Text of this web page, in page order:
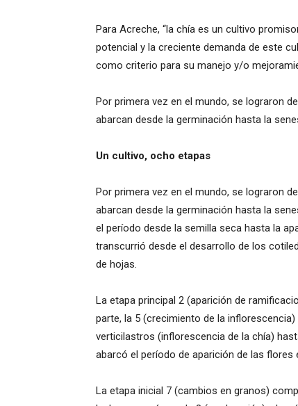
Para Acreche, “la chía es un cultivo
potencial y la creciente demanda de este
como criterio para su manejo y/o
Por primera vez en el mundo, se lograron
abarcan desde la germinación hasta la
Un cultivo, ocho etapas
Por primera vez en el mundo, se lograron
abarcan desde la germinación hasta la
el período desde la semilla seca hasta la
transcurrió desde el desarrollo de los
de hojas.
La etapa principal 2 (aparición de
parte, la 5 (crecimiento de la
verticilastros (inflorescencia de la chía)
abarcó el período de aparición de las flores
La etapa inicial 7 (cambios en granos)